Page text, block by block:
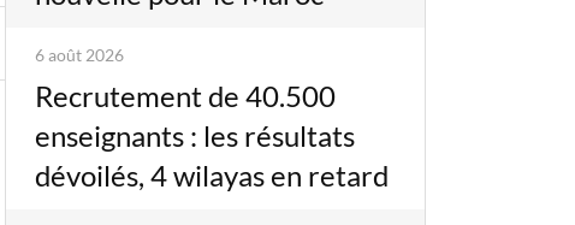
6 août 2026
Recrutement de 40.500
enseignants : les résultats
dévoilés, 4 wilayas en retard